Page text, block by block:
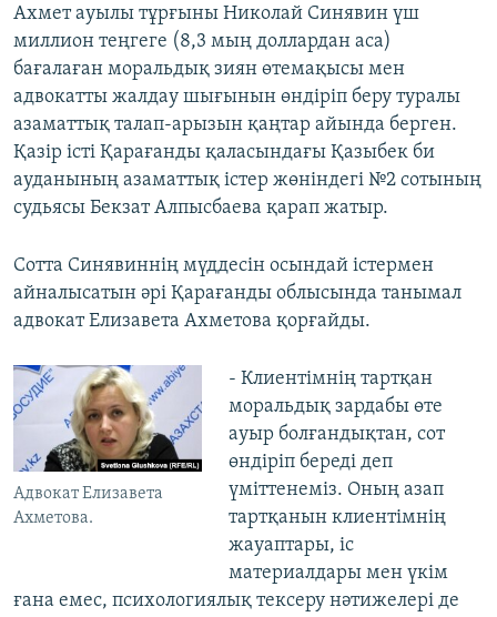
Ахмет ауылы тұрғыны Николай Синявин үш
миллион теңгеге (8,3 мың доллардан аса)
бағалаған моральдық зиян өтемақысы мен
адвокатты жалдау шығынын өндіріп беру туралы
азаматтық талап-арызын қаңтар айында берген.
Қазір істі Қарағанды қаласындағы Қазыбек би
ауданының азаматтық істер жөніндегі №2 сотының
судьясы Бекзат Алпысбаева қарап жатыр.
Сотта Синявиннің мүддесін осындай істермен
айналысатын әрі Қарағанды облысында танымал
адвокат Елизавета Ахметова қорғайды.
Адвокат Елизавета
Ахметова.
- Клиентімнің тартқан
моральдық зардабы өте
ауыр болғандықтан, сот
өндіріп береді деп
үміттенеміз. Оның азап
тартқанын клиентімнің
жауаптары, іс
материалдары мен үкім
ғана емес, психологиялық тексеру нәтижелері де